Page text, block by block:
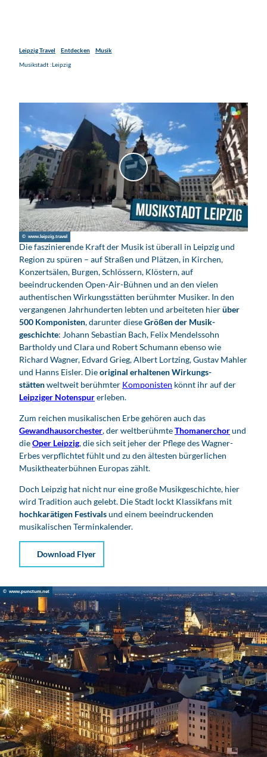
Leipzig Travel Entdecken
Musik
Musikstadt :Leipzig
V
i
d
e
o
a
b
s
p
i
e
l
e
n
© www.leipzig.travel
Die faszinierende Kraft der Musik ist überall in Leipzig und
Region zu spüren – auf Straßen und Plätzen, in Kirchen,
Konzert­sälen, Burgen, Schlössern, Klöstern, auf
beeindruckenden Open-Air-Bühnen und an den vielen
authentischen Wirkungs­stätten berühmter Musiker. In den
vergangenen Jahrhunderten lebten und arbeiteten hierüber
500 Komponisten, darunter dieseGrößen der Musik­
geschichte: Johann Sebastian Bach, Felix Mendelssohn
Bartholdy und Clara und Robert Schumann ebenso wie
Richard Wagner, Edvard Grieg, Albert Lortzing, Gustav Mahler
und Hanns Eisler. Dieoriginal erhaltenen Wirkungs­
stättenweltweit berühmter Komponisten könnt ihr auf der
Leipziger Notenspurerleben.
Zum reichen musikalischen Erbe gehören auch das
Gewandhausorchester, der weltberühmteThomanerchorund
dieOper Leipzig, die sich seit jeher der Pflege des Wagner-
Erbes verpflichtet fühlt und zu den ältesten bürgerlichen
Musik­theater­bühnen Europas zählt.
Doch Leipzig hat nicht nur eine große Musikgeschichte, hier
wird Tradition auch gelebt. Die Stadt lockt Klassikfans mit
hochkarätigen Festivalsund einem beeindruckenden
musikalischen Terminkalender.
Download Flyer
© www.punctum.net